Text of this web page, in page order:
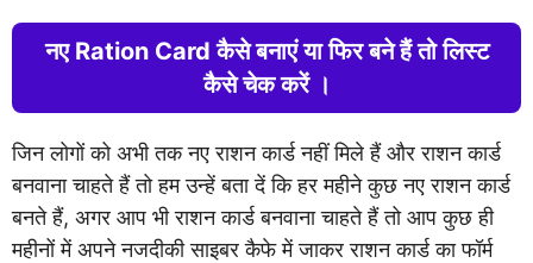
नए Ration Card कैसे बनाएं या फिर बने हैं तो लिस्ट
कैसे चेक करें ।
जिन लोगों को अभी तक नए राशन कार्ड नहीं मिले हैं और राशन कार्ड
बनवाना चाहते हैं तो हम उन्हें बता दें कि हर महीने कुछ नए राशन कार्ड
बनते हैं, अगर आप भी राशन कार्ड बनवाना चाहते हैं तो आप कुछ ही
महीनों में अपने नजदीकी साइबर कैफे में जाकर राशन कार्ड का फॉर्म